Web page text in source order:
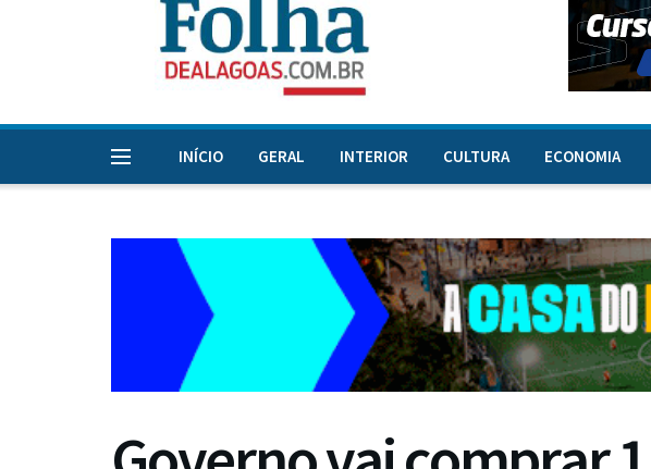
INÍCIO GERAL INTERIOR CULTURA ECONOMIA